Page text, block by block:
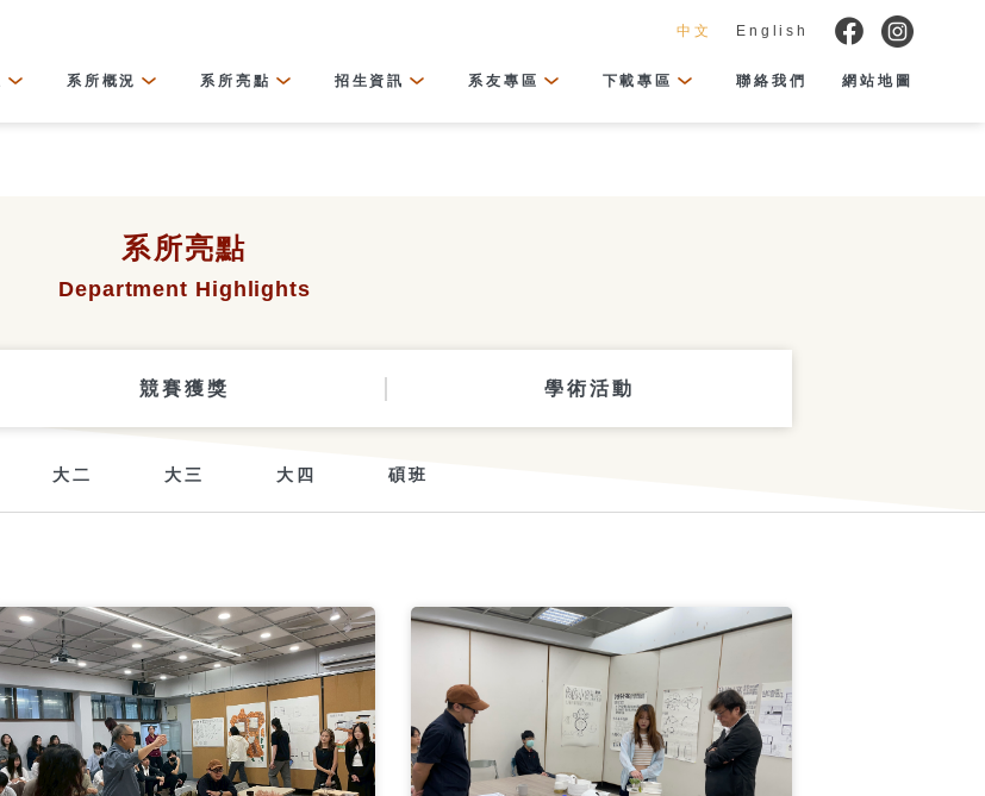
中文 English
系所概況 系所亮點 招生資訊 系友專區 下載專區 聯絡我們 網站地圖
系所亮點
Department Highlights
競賽獲獎 學術活動
大二 大三 大四 碩班